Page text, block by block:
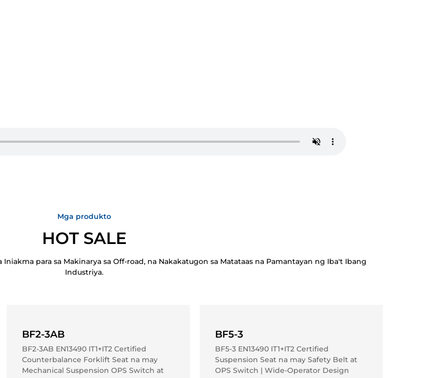
Mga produkto
HOT SALE
para sa Makinarya sa Off-road, na Nakakatugon sa Matataas na Pamantayan ng Iba't Ibang
Industriya.
BF2-3AB
BF2-3AB EN13490 IT1+IT2 Certified
Counterbalance Forklift Seat na may
Mechanical Suspension OPS Switch at
BF5-3
BF5-3 EN13490 IT1+IT2 Certified
Suspension Seat na may Safety Belt at
OPS Switch | Wide-Operator Design
BF1-1BC BF1-2
BF20 BF21
BF1-1 BF1-2